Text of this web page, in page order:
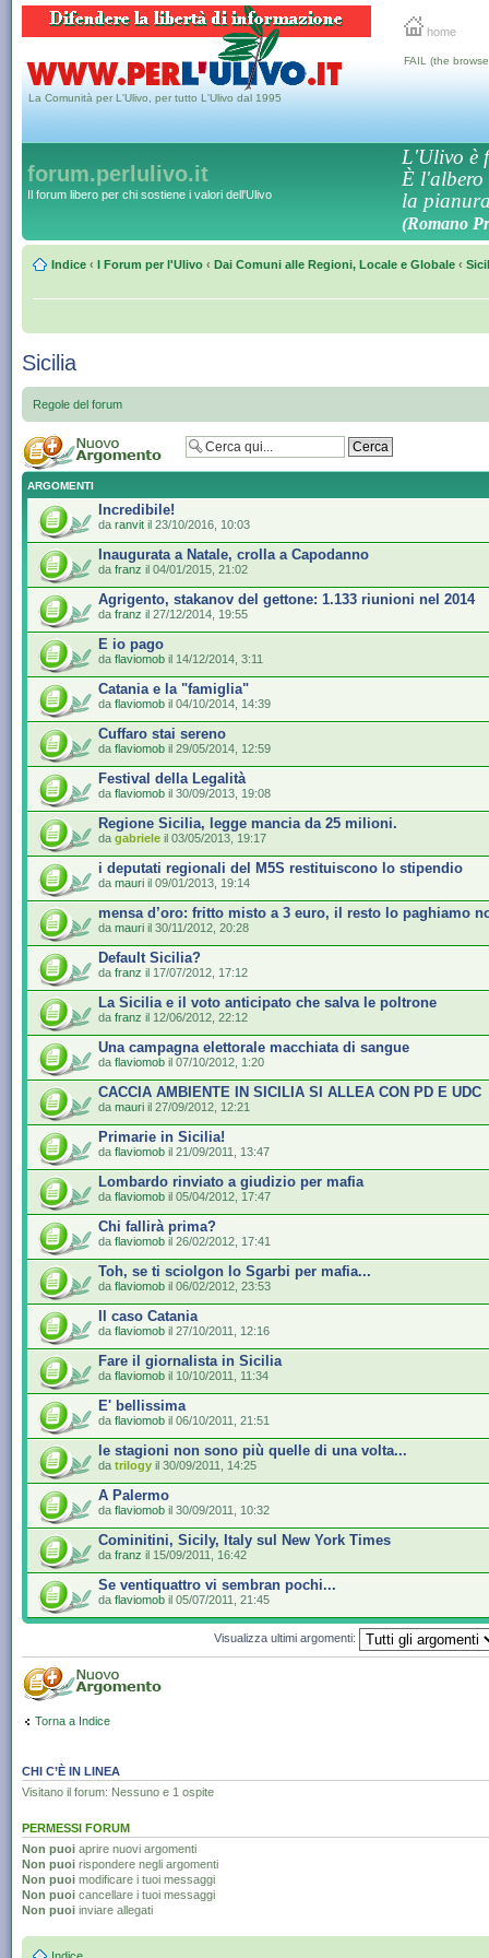
home
La Comunità per L'Ulivo, per tutto L'Ulivo dal 1995
FAIL (the
forum.perlulivo.it
Il forum libero per chi sostiene i valori dell'Ulivo
L'Ulivo è
È l'albero
la
(Romano
Indice ‹ I Forum per l'Ulivo ‹ Dai Comuni alle Regioni, Locale e Globale ‹
Sicilia
Regole del forum
ARGOMENTI
Incredibile!
da ranvit il 23/10/2016, 10:03
Inaugurata a Natale, crolla a Capodanno
da franz il 04/01/2015, 21:02
Agrigento, stakanov del gettone: 1.133 riunioni nel 2014
da franz il 27/12/2014, 19:55
E io pago
da flaviomob il 14/12/2014, 3:11
Catania e la "famiglia"
da flaviomob il 04/10/2014, 14:39
Cuffaro stai sereno
da flaviomob il 29/05/2014, 12:59
Festival della Legalità
da flaviomob il 30/09/2013, 19:08
Regione Sicilia, legge mancia da 25 milioni.
da gabriele il 03/05/2013, 19:17
i deputati regionali del M5S restituiscono lo stipendio
da mauri il 09/01/2013, 19:14
mensa d’oro: fritto misto a 3 euro, il resto lo paghiamo
da mauri il 30/11/2012, 20:28
Default Sicilia?
da franz il 17/07/2012, 17:12
La Sicilia e il voto anticipato che salva le poltrone
da franz il 12/06/2012, 22:12
Una campagna elettorale macchiata di sangue
da flaviomob il 07/10/2012, 1:20
CACCIA AMBIENTE IN SICILIA SI ALLEA CON PD E UDC
da mauri il 27/09/2012, 12:21
Primarie in Sicilia!
da flaviomob il 21/09/2011, 13:47
Lombardo rinviato a giudizio per mafia
da flaviomob il 05/04/2012, 17:47
Chi fallirà prima?
da flaviomob il 26/02/2012, 17:41
Toh, se ti sciolgon lo Sgarbi per mafia...
da flaviomob il 06/02/2012, 23:53
Il caso Catania
da flaviomob il 27/10/2011, 12:16
Fare il giornalista in Sicilia
da flaviomob il 10/10/2011, 11:34
E' bellissima
da flaviomob il 06/10/2011, 21:51
le stagioni non sono più quelle di una volta...
da trilogy il 30/09/2011, 14:25
A Palermo
da flaviomob il 30/09/2011, 10:32
Cominitini, Sicily, Italy sul New York Times
da franz il 15/09/2011, 16:42
Se ventiquattro vi sembran pochi...
da flaviomob il 05/07/2011, 21:45
Visualizza ultimi argomenti:
Torna a Indice
CHI C’È IN LINEA
Visitano il forum: Nessuno e 1 ospite
PERMESSI FORUM
Non puoi aprire nuovi argomenti
Non puoi rispondere negli argomenti
Non puoi modificare i tuoi messaggi
Non puoi cancellare i tuoi messaggi
Non puoi inviare allegati
Indice